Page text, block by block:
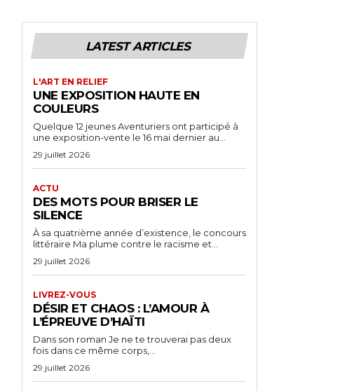
LATEST ARTICLES
L'ART EN RELIEF
UNE EXPOSITION HAUTE EN
COULEURS
Quelque 12 jeunes Aventuriers ont participé à
une exposition-vente le 16 mai dernier au...
29 juillet 2026
ACTU
DES MOTS POUR BRISER LE
SILENCE
À sa quatrième année d’existence, le concours
littéraire Ma plume contre le racisme et...
29 juillet 2026
LIVREZ-VOUS
DÉSIR ET CHAOS : L’AMOUR À
L’ÉPREUVE D’HAÏTI
Dans son roman Je ne te trouverai pas deux
fois dans ce même corps,...
29 juillet 2026